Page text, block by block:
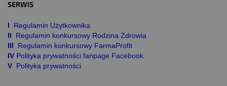
SERWIS
I Regulamin Użytkownika
II
Regulamin konkursowy Rodzina Zdrowia
III
Regulamin konkursowy FarmaProfit
IV Polityka prywatności fanpage Facebook
V Polityka prywatności